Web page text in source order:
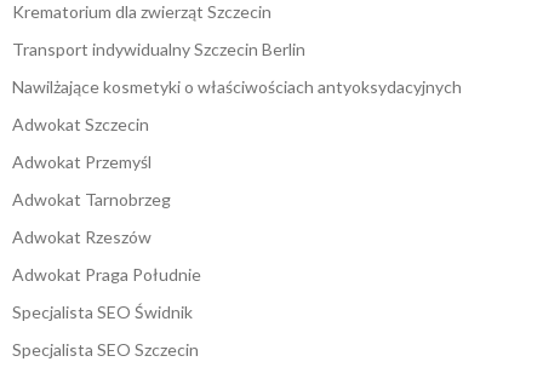
Krematorium dla zwierząt Szczecin
Transport indywidualny Szczecin Berlin
Nawilżające kosmetyki o właściwościach antyoksydacyjnych
Adwokat Szczecin
Adwokat Przemyśl
Adwokat Tarnobrzeg
Adwokat Rzeszów
Adwokat Praga Południe
Specjalista SEO Świdnik
Specjalista SEO Szczecin